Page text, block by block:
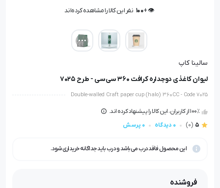
👁️ +
100 نفر این کالا را مشاهده کرده‌اند
سالینا کاپ
لیوان کاغذی دوجداره کرافت ۳۶۰ سی‌سی - طرح ۷۰25
Double-walled Craft paper cup (halo) 360CC - Code 7025
100٪ از کاربران، این کالا را پیشنهاد کرده اند.
5
(0) 0 دیدگاه 0 پرسش
این محصول فاقد درب می‌باشد و درب باید جداگانه خریداری شود.
فروشنده